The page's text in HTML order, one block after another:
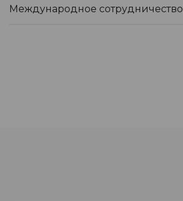
Международное сотрудничество